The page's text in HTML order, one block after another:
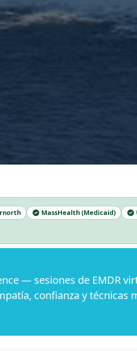
MassHealth (Medicaid)
— sesiones de EMDR
confianza y técnicas